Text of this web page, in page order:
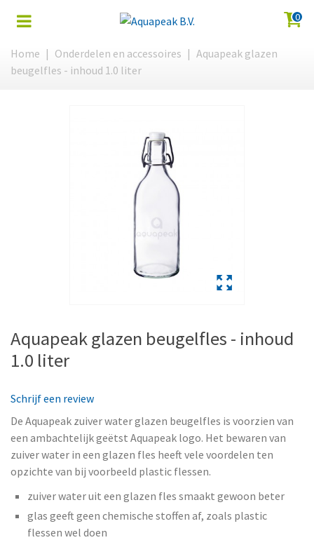
0
Home | Onderdelen en accessoires | Aquapeak glazen
beugelfles - inhoud 1.0 liter
Aquapeak glazen beugelfles - inhoud
1.0 liter
Schrijf een review
De Aquapeak zuiver water glazen beugelfles is voorzien van
een ambachtelijk geëtst Aquapeak logo. Het bewaren van
zuiver water in een glazen fles heeft vele voordelen ten
opzichte van bij voorbeeld plastic flessen.
zuiver water uit een glazen fles smaakt gewoon beter
glas geeft geen chemische stoffen af, zoals plastic
flessen wel doen